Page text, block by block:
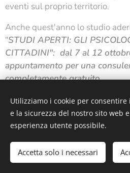
eventi sul proprio territorio.
Anche quest'anno lo studio
"STUDI APERTI: GLI
CITTADINI": dal 7 al 12
appuntamento per una
completamente gratuito.
Studio di psicologia e psicoterapia
Creato con
Webnode
Utilizziamo i cookie per
e la sicurezza del nostro sito web
esperienza utente possibile.
Accetta solo i necessari